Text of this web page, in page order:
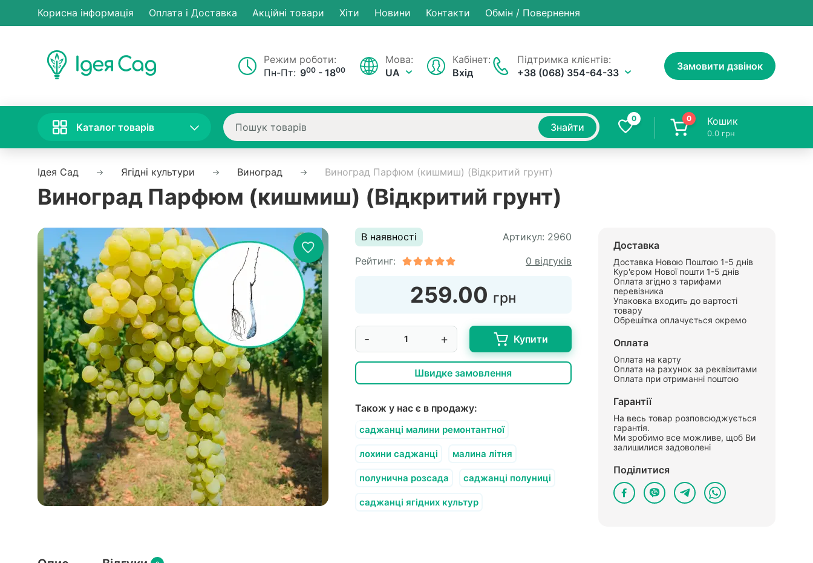
Корисна інформація Оплата і Доставка Акційні товари Хiти Новини Контакти Обмін / Повернення
Режим роботи:
Пн-Пт: 900 - 1800
Підтримка клієнтів:
+38 (068) 354-64-33
Мова:
UA
Кабінет:
Вхід
Замовити дзвінок
Каталог товарів Знайти
0 0 Кошик
0.0 грн
Ідея Сад Ягідні культури Виноград Виноград Парфюм (кишмиш) (Відкритий грунт)
Виноград Парфюм (кишмиш) (Відкритий грунт)
В наявності Артикул: 2960
Рейтинг:
0 відгуків
259.00 грн
- + Купити
Швидке замовлення
Також у нас є в продажу:
саджанці малини ремонтантної
лохини саджанці малина літня
полунична розсада саджанці полуниці
саджанці ягідних культур
Доставка
Доставка Новою Поштою 1-5 днів
Кур'єром Нової пошти 1-5 днів
Оплата згідно з тарифами
перевізника
Упаковка входить до вартості
товару
Обрешітка оплачується окремо
Оплата
Оплата на карту
Оплата на рахунок за реквізитами
Оплата при отриманні поштою
Гарантії
На весь товар розповсюджується
гарантія.
Ми зробимо все можливе, щоб Ви
залишилися задоволені
Поділитися